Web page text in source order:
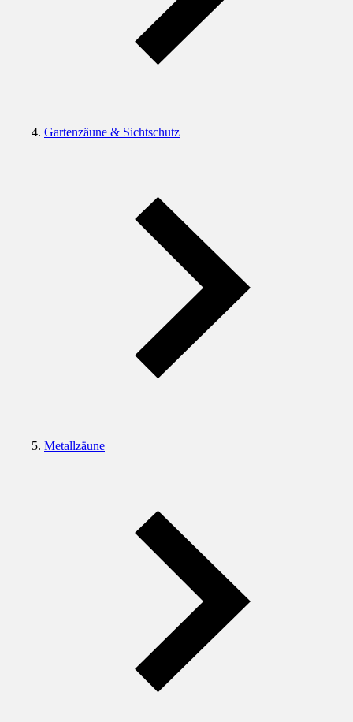
Gartenzäune & Sichtschutz
Metallzäune